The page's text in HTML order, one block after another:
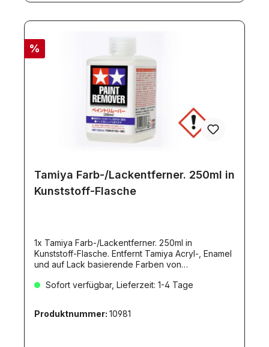
%
Tamiya Farb-/Lackentferner. 250ml in
Kunststoff-Flasche
1x Tamiya Farb-/Lackentferner. 250ml in
Kunststoff-Flasche. Entfernt Tamiya Acryl-, Enamel
und auf Lack basierende Farben von
AchtungGefahrenhinweise:H302+H332
Sofort verfügbar, Lieferzeit: 1-4 Tage
Produktnummer: 10981